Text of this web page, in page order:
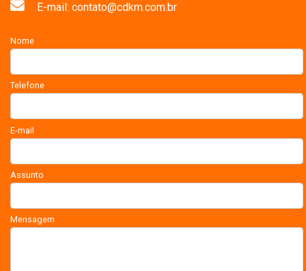
E-mail: contato@cdkm.com.br
Nome
Telefone
E-mail
Assunto
Mensagem